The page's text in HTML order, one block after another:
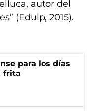
autor del
(Edulp, 2015).
para los días
frita